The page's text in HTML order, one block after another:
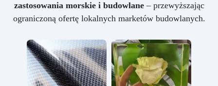
zastosowania morskie i budowlane– przewyższając
ograniczoną ofertę lokalnych marketów budowlanych.